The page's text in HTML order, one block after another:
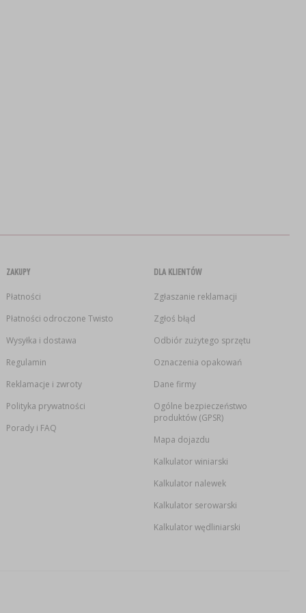
ZAKUPY
Płatności
Płatności odroczone Twisto
Wysyłka i dostawa
Regulamin
Reklamacje i zwroty
Polityka prywatności
Porady i FAQ
DLA KLIENTÓW
Zgłaszanie reklamacji
Zgłoś błąd
Odbiór zużytego sprzętu
Oznaczenia opakowań
Dane firmy
Ogólne bezpieczeństwo
produktów (GPSR)
Mapa dojazdu
Kalkulator winiarski
Kalkulator nalewek
Kalkulator serowarski
Kalkulator wędliniarski